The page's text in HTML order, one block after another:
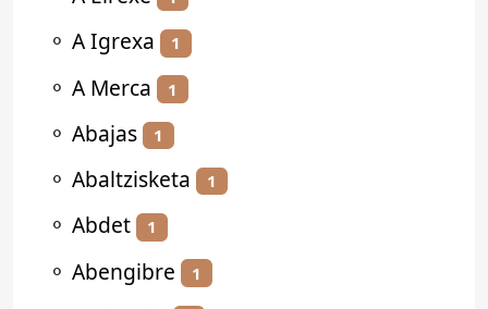
⚬ A Igrexa 1
⚬ A Merca 1
⚬ Abajas 1
⚬ Abaltzisketa 1
⚬ Abdet 1
⚬ Abengibre 1